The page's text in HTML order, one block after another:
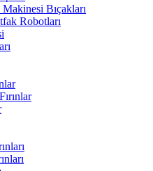
Bıçakları
Robotları